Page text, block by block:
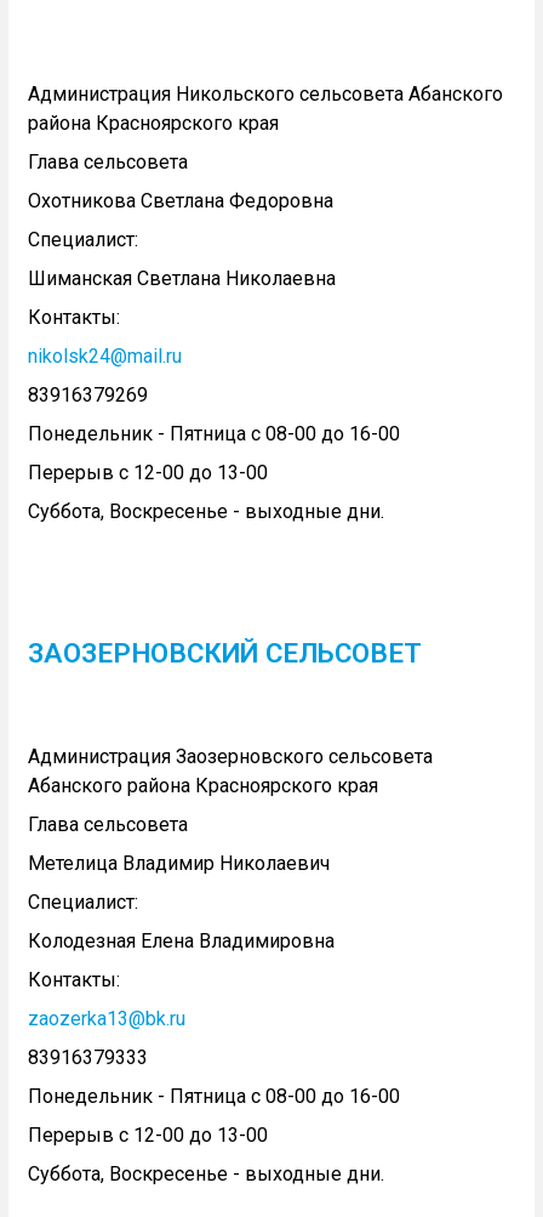
Администрация Никольского сельсовета Абанского
района Красноярского края
Глава сельсовета
Охотникова Светлана Федоровна
Специалист:
Шиманская Светлана Николаевна
Контакты:
nikolsk24@mail.ru
83916379269
Понедельник - Пятница с 08-00 до 16-00
Перерыв с 12-00 до 13-00
Суббота, Воскресенье - выходные дни.
ЗАОЗЕРНОВСКИЙ СЕЛЬСОВЕТ
Администрация Заозерновского сельсовета
Абанского района Красноярского края
Глава сельсовета
Метелица Владимир Николаевич
Специалист:
Колодезная Елена Владимировна
Контакты:
zaozerka13@bk.ru
83916379333
Понедельник - Пятница с 08-00 до 16-00
Перерыв с 12-00 до 13-00
Суббота, Воскресенье - выходные дни.